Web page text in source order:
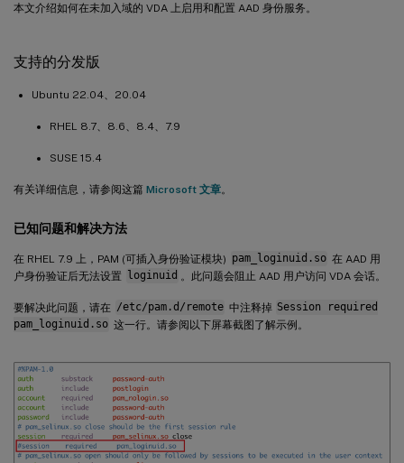
本文介绍如何在未加入域的 VDA 上启用和配置 AAD 身份服务。
支持的分发版
Ubuntu 22.04、20.04
RHEL 8.7、8.6、8.4、7.9
SUSE 15.4
有关详细信息，请参阅这篇 Microsoft 文章。
已知问题和解决方法
在 RHEL 7.9 上，PAM (可插入身份验证模块) pam_loginuid.so 在 AAD 用
户身份验证后无法设置
loginuid 。此问题会阻止 AAD 用户访问 VDA 会话。
要解决此问题，请在 /etc/pam.d/remote 中注释掉 Session required
pam_loginuid.so 这一行。请参阅以下屏幕截图了解示例。